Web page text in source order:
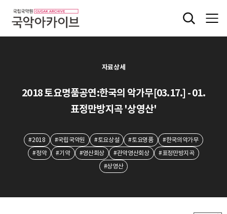
자료상세
2018 토요명품공연:한국의 악가무[03.17.] - 01.
표정만방지곡 '상영산'
#2018 #국립국악원 #토요상설 #토요명품
#한국의악가무
#정악
#기악 #영산회상 #관악영산회상
#표정만방지곡
#상영산